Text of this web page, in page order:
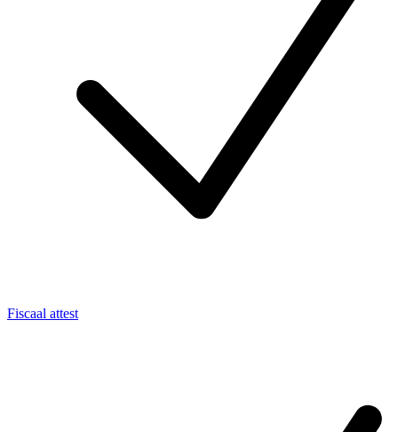
Fiscaal attest